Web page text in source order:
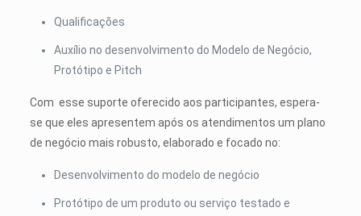
Qualificações
Auxílio no desenvolvimento do Modelo de Negócio,
Protótipo e Pitch
Com esse suporte oferecido aos participantes, espera-
se que eles apresentem após os atendimentos um plano
de negócio mais robusto, elaborado e focado no:
Desenvolvimento do modelo de negócio
Protótipo de um produto ou serviço testado e